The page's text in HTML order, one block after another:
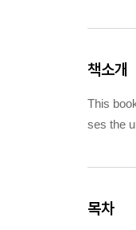
책소개
This
ses the
목차